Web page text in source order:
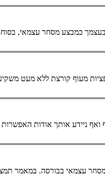
מסחר עצמאי,
מעוף קורצת ללא מעט
ואף ניידע אותך אודות
עצמאי בבורסה. במאמר